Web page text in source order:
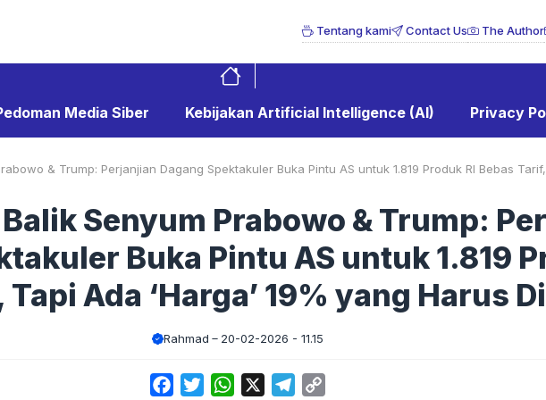
Tentang kami Contact Us The Author
Media Siber Kebijakan Artificial Intelligence (AI) Privacy
& Trump: Perjanjian Dagang Spektakuler Buka Pintu AS untuk 1.819 Produk RI Bebas
Senyum Prabowo & Trump:
Buka Pintu AS untuk 1.819
Ada ‘Harga’ 19% yang Harus
Rahmad 20-02-2026 - 11.15
FacebookTwitterWhatsApp Telegram